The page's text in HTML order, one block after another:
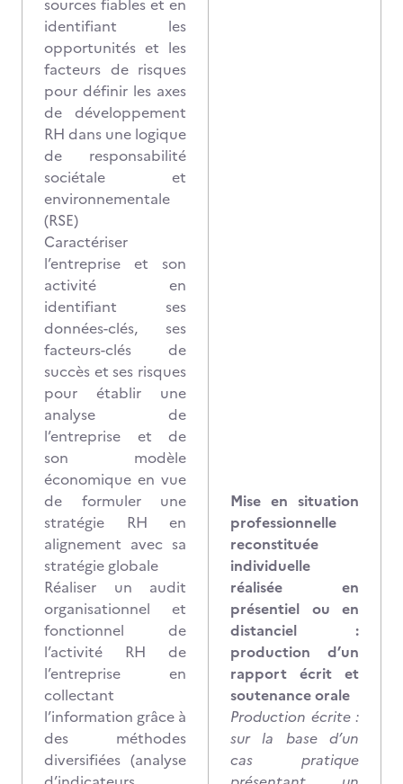
sources fiables et en
identifiant les
opportunités et les
facteurs de risques
pour définir les axes
de développement
RH dans une logique
de responsabilité
sociétale et
environnementale
(RSE)
Caractériser
l’entreprise et son
activité en
identifiant ses
données-clés, ses
facteurs-clés de
succès et ses risques
pour établir une
analyse de
l’entreprise et de
son modèle
économique en vue
de formuler une
stratégie RH en
alignement avec sa
stratégie globale
Réaliser un audit
organisationnel et
fonctionnel de
l’activité RH de
l’entreprise en
collectant
l’information grâce à
des méthodes
diversifiées (analyse
Mise en situation
professionnelle
reconstituée
individuelle
réalisée en
présentiel ou en
distanciel :
production d’un
rapport écrit et
soutenance orale
Production écrite :
sur la base d’un
cas pratique